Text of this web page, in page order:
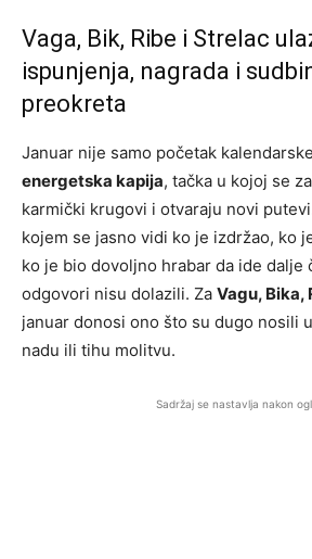
Vaga, Bik, Ribe i Strelac
ispunjenja, nagrada i
preokreta
Januar nije samo početak
energetska kapija, tačka u kojoj se
karmički krugovi i otvaraju novi
kojem se jasno vidi ko je izdržao, ko
ko je bio dovoljno hrabar da ide dalje
odgovori nisu dolazili. Za Vagu, Bika,
januar donosi ono što su dugo nosili
nadu ili tihu molitvu.
Sadržaj se nastavlja nakon